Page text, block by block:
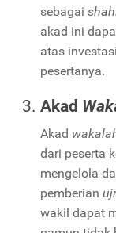
sebagai
akad ini
atas
pesertanya.
Akad
Akad
dari peserta
mengelola
pemberian
wakil dapat